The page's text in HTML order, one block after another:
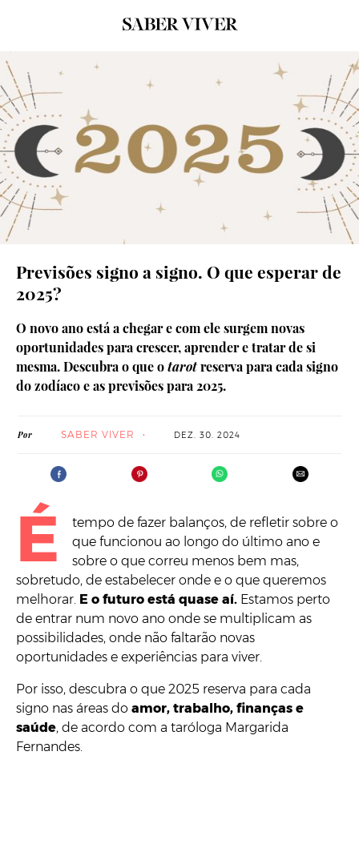
© Canva
Previsões signo a signo. O que esperar de
2025?
O novo ano está a chegar e com ele surgem novas
oportunidades para crescer, aprender e tratar de si
mesma. Descubra o que otarotreserva para cada signo
do zodíaco e as previsões para 2025.
Por SABER VIVER DEZ. 30. 2024
É
tempo de fazer balanços, de refletir sobre o
que funcionou ao longo do último ano e
sobre o que correu menos bem mas,
sobretudo, de estabelecer onde e o que queremos
melhorar. E o futuro está quase aí. Estamos perto
de entrar num novo ano onde se multiplicam as
possibilidades, onde não faltarão novas
oportunidades e experiências para viver.
Por isso, descubra o que 2025 reserva para cada
signo nas áreas do amor, trabalho, finanças e
saúde, de acordo com a taróloga Margarida
Fernandes.